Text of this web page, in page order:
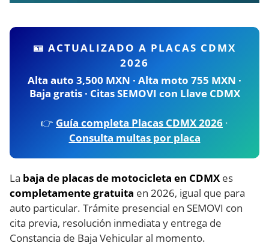
🪪 ACTUALIZADO A PLACAS CDMX
2026
Alta auto 3,500 MXN · Alta moto 755 MXN ·
Baja gratis · Citas SEMOVI con Llave CDMX
👉 Guía completa Placas CDMX 2026 ·
Consulta multas por placa
La baja de placas de motocicleta en CDMX es
completamente gratuita en 2026, igual que para
auto particular. Trámite presencial en SEMOVI con
cita previa, resolución inmediata y entrega de
Constancia de Baja Vehicular al momento.